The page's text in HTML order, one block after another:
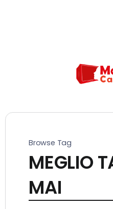
Browse Tag
MEGLIO
MAI